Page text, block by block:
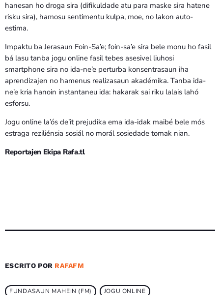
hanesan ho droga sira (difikuldade atu para maske sira hatene
risku sira), hamosu sentimentu kulpa, moe, no lakon auto-
estima.
Impaktu ba Jerasaun Foin-Sa’e; foin-sa’e sira bele monu ho fasil
bá lasu tanba jogu online fasil tebes asesivel liuhosi
smartphone sira no ida-ne’e perturba konsentrasaun iha
aprendizajen no hamenus realizasaun akadémika. Tanba ida-
ne’e kria hanoin instantaneu ida: hakarak sai riku lalais lahó
esforsu.
Jogu online la’ós de’it prejudika ema ida-idak maibé bele mós
estraga reziliénsia sosiál no morál sosiedade tomak nian.
Reportajen Ekipa Rafa.tl
ESCRITO POR RAFAFM
FUNDASAUN MAHEIN (FM) JOGU ONLINE